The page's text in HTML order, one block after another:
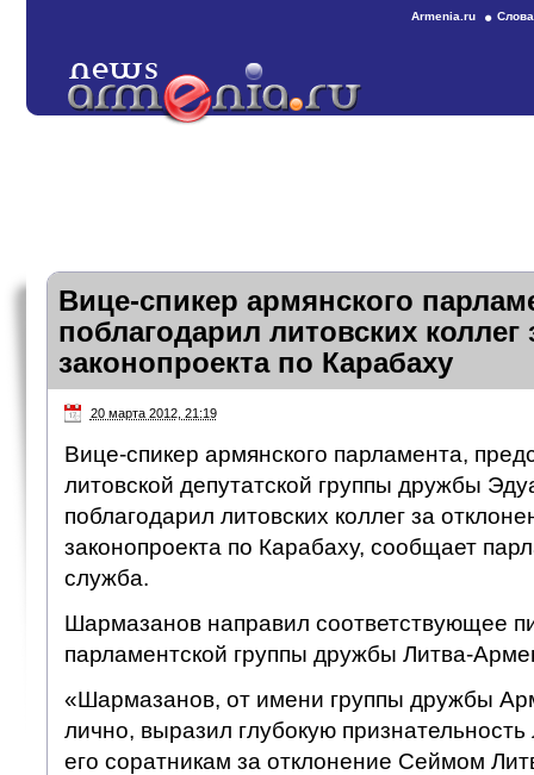
Armenia.ru
Вице-спикер армянского
поблагодарил литовских коллег
законопроекта по Карабаху
20 марта 2012, 21:19
Вице-спикер армянского парламента,
литовской депутатской группы дружбы
поблагодарил литовских коллег за
законопроекта по Карабаху, сообщает
служба.
Шармазанов направил соответствующее
парламентской группы дружбы Литва-
«Шармазанов, от имени группы дружбы
лично, выразил глубокую признательность
его соратникам за отклонение Сеймом